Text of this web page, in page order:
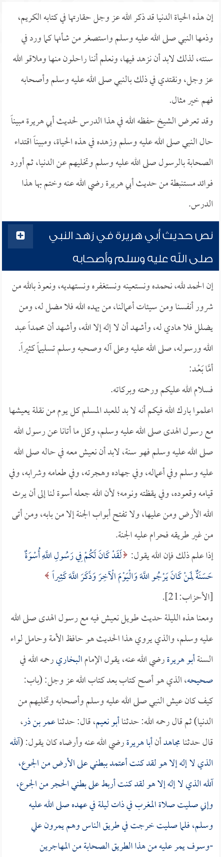
إن هذه الحياة الدنيا قد ذكر الله عز وجل حقارتها في كتابه الكريم،
وذمها النبي صلى الله عليه وسلم واستصغر من شأنها كما ورد في
سنته، لذلك لابد أن نزهد فيها، ونعلم أننا راحلون منها وملاقو الله
عز وجل، ونقتدي في ذلك بالنبي صلى الله عليه وسلم وأصحابه
فهم خير مثال.
وقد تعرض الشيخ حفظه الله في هذا الدرس لحديث أبي هريرة مبيناً
حال النبي صلى الله عليه وسلم وزهده في هذه الحياة، ومبيناً اقتداء
الصحابة بالرسول صلى الله عليه وسلم وتخليهم عن الدنيا، ثم أورد
فوائد مستنبطة من حديث أبي هريرة رضي الله عنه وختم بها هذا
الدرس.
نص حديث أبي هريرة في زهد النبي
صلى الله عليه وسلم وأصحابه
إن الحمد لله، نحمده ونستعينه ونستغفره ونستهديه، ونعوذ بالله من
شرور أنفسنا ومن سيئات أعمالنا، من يهده الله فلا مضل له، ومن
يضلل فلا هادي له، وأشهد أن لا إله إلا الله، وأشهد أن محمداً عبد
الله ورسوله، صلى الله عليه وعلى آله وصحبه وسلم تسليماً كثيراً.
أمَّا بَعْــد:
فسلام الله عليكم ورحمته وبركاته.
اعلموا بارك الله فيكم أنه لا بد للعبد المسلم كل يوم من نقلة يعيشها
مع رسول الهدى صلى الله عليه وسلم، وكل ما أتانا عن رسول الله
صلى الله عليه وسلم فهو سنة، لابد أن نعيش معه في حاله صلى الله
عليه وسلم وفي أعماله، وفي جهاده وهجرته، وفي طعامه وشرابه، وفي
قيامه وقعوده، وفي يقظته ونومه؛ لأن الله جعله أسوة لنا إلى أن يرث
الله الأرض ومن عليها، ولا تفتح أبواب الجنة إلا من بابه، ومن أتى
من غير طريقه فحرام عليه الجنة.
إذا علم ذلك فإن الله يقول: لَقَدْ كَانَ لَكُمْ فِي رَسُولِ اللَّهِ أُسْوَةٌ
حَسَنَةٌ لِمَنْ كَانَ يَرْجُو اللَّهَ وَالْيَوْمَ الْآخِرَ وَذَكَرَ اللَّهَ كَثِيراً
[الأحزاب:21].
ومعنا هذه الليلة حديث طويل نعيش فيه مع رسول الهدى صلى الله
عليه وسلم، والذي يروي هذا الحديث هو حافظ الأمة وحامل لواء
السنةأبو هريرةرضي الله عنه، يقول الإمامالبخاريرحمه الله في
صحيحه، الذي هو أصح كتاب بعد كتاب الله عز وجل: (باب:
كيف كان عيش النبي صلى الله عليه وسلم وأصحابه وتخليهم من
الدنيا) ثم قال رحمه الله: حدثناأبو نعيم، قال: حدثناعمر بن ذر،
قال حدثنامجاهدأنأبا هريرةرضي الله عنه وأرضاه كان يقول: (آلله
الذي لا إله إلا هو لقد كنت أعتمد ببطني على الأرض من الجوع،
آلله الذي لا إله إلا هو لقد كنت أربط على بطني الحجر من الجوع،
وإني صليت صلاة المغرب في ذات ليلة في عهده صلى الله عليه
وسلم، فلما صليت خرجت في طريق الناس وهم يمرون علي
-وسوف يمر عليه من هذا الطريق الصحابة من المهاجرين